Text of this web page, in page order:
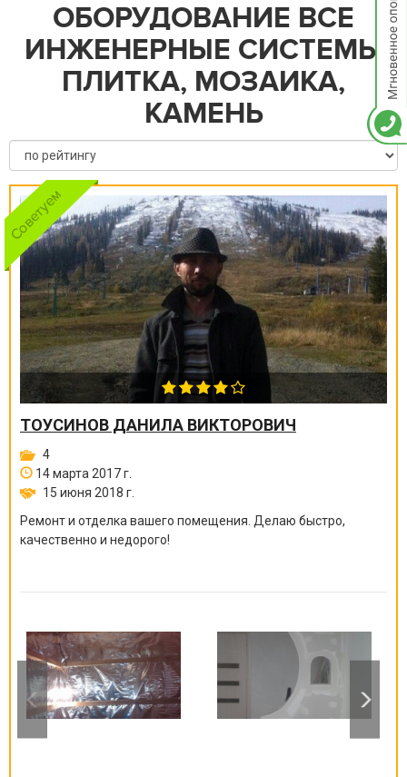
ОБОРУДОВАНИЕ ВСЕ
ИНЖЕНЕРНЫЕ СИСТЕМЫ
ПЛИТКА, МОЗАИКА,
КАМЕНЬ
ТОУСИНОВ ДАНИЛА ВИКТОРОВИЧ
4
14 марта 2017 г.
15 июня 2018 г.
Ремонт и отделка вашего помещения. Делаю быстро,
качественно и недорого!